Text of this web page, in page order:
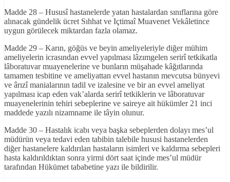
Madde 28 – Hususî hastanelerde yatan hastalardan sınıflarına göre
alınacak gündelik ücret Sıhhat ve Içtimaî Muavenet Vekâletince
uygun görülecek miktardan fazla olamaz.
Madde 29 – Karın, göğüs ve beyin ameliyeleriyle diğer mühim
ameliyelerin icrasından evvel yapılması lâzımgelen serirî tetkikatla
lâboratuvar muayenelerine ve bunların müşahade kâğıtlarında
tamamen tesbitine ve ameliyattan evvel hastanın mevcutsa bünyevi
ve ârızî manialarının tadil ve izalesine ve bir an evvel ameliyat
yapılması icap eden vak’alarda serirî tetkiklerin ve lâboratuvar
muayenelerinin tehiri sebeplerine ve saireye ait hükümler 21 inci
maddede yazılı nizamname ile tâyin olunur.
Madde 30 – Hastalık icabı veya başka sebeplerden dolayı mes’ul
müdürün veya tedavi eden tabibin talebile hususi hastanelerden
diğer hastanelere kaldırılan hastaların isimleri ve kaldırma sebepleri
hasta kaldırıldıktan sonra yirmi dört saat içinde mes’ul müdür
tarafından Hükümet tababetine yazı ile bildirilir.